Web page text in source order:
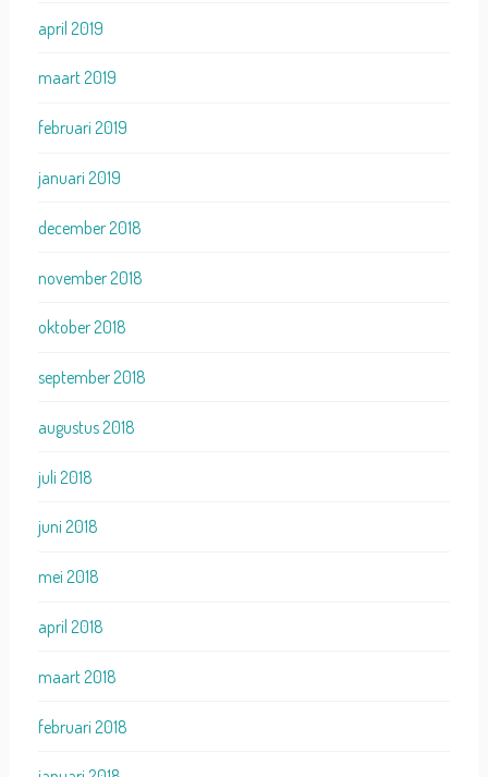
april 2019
maart 2019
februari 2019
januari 2019
december 2018
november 2018
oktober 2018
september 2018
augustus 2018
juli 2018
juni 2018
mei 2018
april 2018
maart 2018
februari 2018